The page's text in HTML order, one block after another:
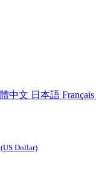
中文 日本語 Français
(US Dollar)